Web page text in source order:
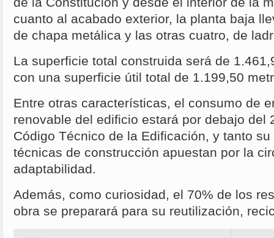
cuanto al acabado exterior, la planta baja
de chapa metálica y las otras cuatro, de
La superficie total construida será de
con una superficie útil total de 1.199,50
Entre otras características, el consumo de
renovable del edificio estará por debajo del
Código Técnico de la Edificación, y tanto
técnicas de construcción apuestan por la
adaptabilidad.
Además, como curiosidad, el 70% de los
obra se preparará para su reutilización,